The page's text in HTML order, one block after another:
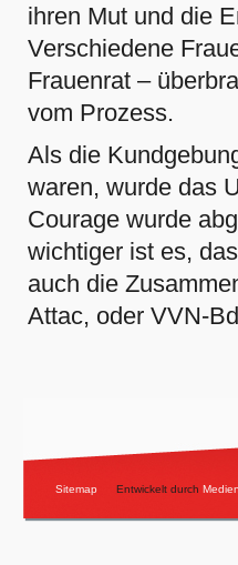
ihren Mut und die
Verschiedene
Frauenrat –
vom Prozess.
Als die
waren, wurde das
Courage wurde
wichtiger ist es,
auch die
Attac, oder VVN-
Sitemap Entwickelt durch